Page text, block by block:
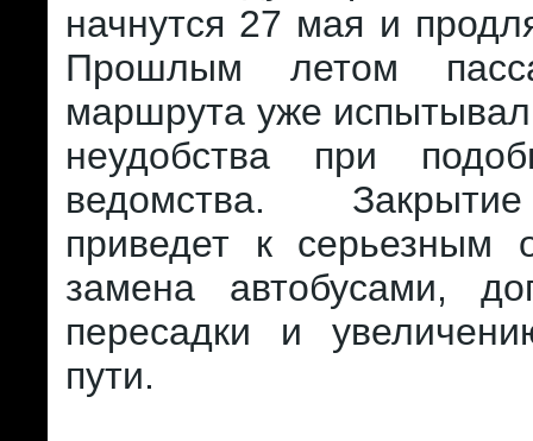
начнутся 27 мая и
Прошлым летом
маршрута уже
неудобства при
ведомства.
приведет к серьезным
замена автобусами,
пересадки и
пути.